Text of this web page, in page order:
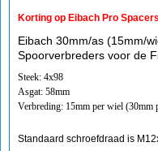
Korting op Eibach Pro
Eibach 30mm/as (15mm/
Spoorverbreders voor de
Steek: 4x98
Asgat: 58mm
Verbreding: 15mm per wiel (30mm
Standaard schroefdraad is